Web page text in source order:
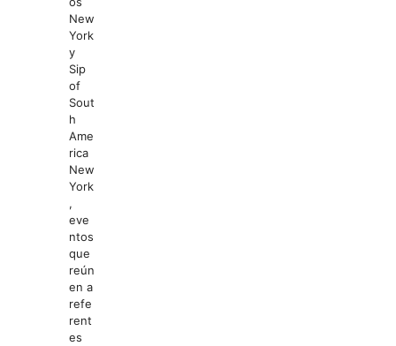
New
York
y
Sip
of
Sout
h
Ame
rica
New
York
,
eve
ntos
que
reún
en a
refe
rent
es